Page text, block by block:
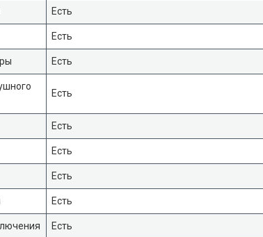
Есть
Есть
Есть
Есть
Есть
Есть
Есть
Есть
Есть